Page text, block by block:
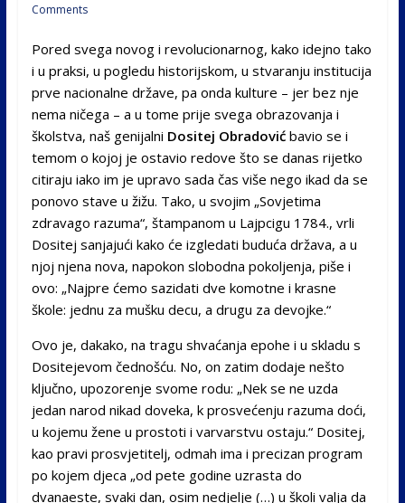
Comments
Pored svega novog i revolucionarnog, kako idejno tako
i u praksi, u pogledu historijskom, u stvaranju institucija
prve nacionalne države, pa onda kulture – jer bez nje
nema ničega – a u tome prije svega obrazovanja i
školstva, naš genijalni Dositej Obradovićbavio se i
temom o kojoj je ostavio redove što se danas rijetko
citiraju iako im je upravo sada čas više nego ikad da se
ponovo stave u žižu. Tako, u svojim „Sovjetima
zdravago razuma“, štampanom u Lajpcigu 1784., vrli
Dositej sanjajući kako će izgledati buduća država, a u
njoj njena nova, napokon slobodna pokoljenja, piše i
ovo: „Najpre ćemo sazidati dve komotne i krasne
škole: jednu za mušku decu, a drugu za devojke.“
Ovo je, dakako, na tragu shvaćanja epohe i u skladu s
Dositejevom čednošću. No, on zatim dodaje nešto
ključno, upozorenje svome rodu: „Nek se ne uzda
jedan narod nikad doveka, k prosvećenju razuma doći,
u kojemu žene u prostoti i varvarstvu ostaju.“ Dositej,
kao pravi prosvjetitelj, odmah ima i precizan program
po kojem djeca „od pete godine uzrasta do
dvanaeste, svaki dan, osim nedjelje (…) u školi valja da